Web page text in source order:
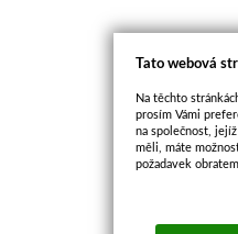
Tato webová
Na těchto
prosím Vámi
na společnost,
měli, máte
požadavek